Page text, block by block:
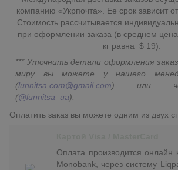
компанию «Укрпочта». Ее срок зависит
Стоимость рассчитывается
при оформлении заказа (в среднем
кг равна $ 19).
*** Уточнить детали оформления
миру вы можете у нашего
(lunnitsa.com@gmail.com) или
(@lunnitsa_ua).
Оплатить заказ вы можете одним из двух
Оплата производится онлайн
Monobank, через систему